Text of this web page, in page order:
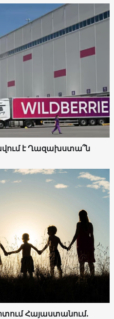
է Ղազախստա՞ն
Հայաստանում.